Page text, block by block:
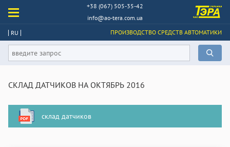
+38 (067) 505-35-42
info@ao-tera.com.ua
RU
ПРОИЗВОДСТВО СРЕДСТВ АВТОМАТИКИ
СКЛАД ДАТЧИКОВ НА ОКТЯБРЬ 2016
склад датчиков